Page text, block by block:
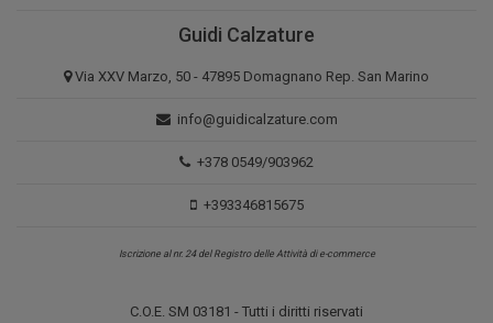
Guidi Calzature
Via XXV Marzo, 50 - 47895 Domagnano Rep. San Marino
info@guidicalzature.com
+378 0549/903962
+393346815675
Iscrizione al nr. 24 del Registro delle Attività di e-commerce
C.O.E. SM 03181 - Tutti i diritti riservati